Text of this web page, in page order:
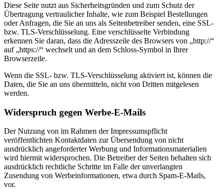
Diese Seite nutzt aus Sicherheitsgründen und zum Schutz der
Übertragung vertraulicher Inhalte, wie zum Beispiel Bestellungen
oder Anfragen, die Sie an uns als Seitenbetreiber senden, eine SSL-
bzw. TLS-Verschlüsselung. Eine verschlüsselte Verbindung
erkennen Sie daran, dass die Adresszeile des Browsers von „http://“
auf „https://“ wechselt und an dem Schloss-Symbol in Ihrer
Browserzeile.
Wenn die SSL- bzw. TLS-Verschlüsselung aktiviert ist, können die
Daten, die Sie an uns übermitteln, nicht von Dritten mitgelesen
werden.
Widerspruch gegen Werbe-E-Mails
Der Nutzung von im Rahmen der Impressumspflicht
veröffentlichten Kontaktdaten zur Übersendung von nicht
ausdrücklich angeforderter Werbung und Informationsmaterialien
wird hiermit widersprochen. Die Betreiber der Seiten behalten sich
ausdrücklich rechtliche Schritte im Falle der unverlangten
Zusendung von Werbeinformationen, etwa durch Spam-E-Mails,
vor.